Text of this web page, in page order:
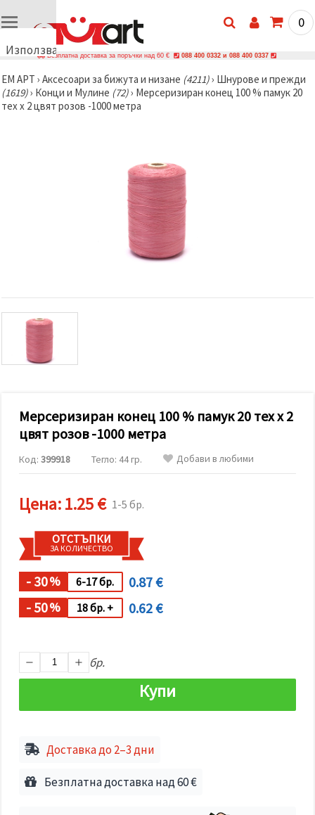
Използваме
🍪
Използваме
бисквитки
показваме
релевантно
съдържание
и реклами,
включително
с помощта
маркетинг.
Можеш да
съгласиш
"бисквитки"
натиснеш
"Приеми
всички!"
или да
посочиш
предпочитанията
си в
"Настройки",
като
вид
"бисквитки"
и кликнеш
всички
Настройки
на
0
Безплатна доставка за поръчки над 60 € 088 400 0332 и 088 400 0337
ЕМ АРТ › Аксесоари за бижута и низане (4211)› Шнурове и прежди
(1619)› Конци и Мулине (72)› Мерсеризиран конец 100 % памук 20
тех x 2 цвят розов -1000 метра
Мерсеризиран конец 100 % памук 20 тех x 2
цвят розов -1000 метра
Код: 399918 Тегло: 44 гр. Добави в любими
Цена:1.25 € 1-5 бр.
ОТСТЪПКИ
ЗА КОЛИЧЕСТВО
- 30% 6-17 бр.
0.87 €
- 50% 18 бр. + 0.62 €
бр.
Купи
Доставка до 2–3 дни
Безплатна доставка над 60 €